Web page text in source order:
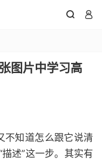
 
图片中学习高
不知道怎么跟它说清
述”这一步。其实有